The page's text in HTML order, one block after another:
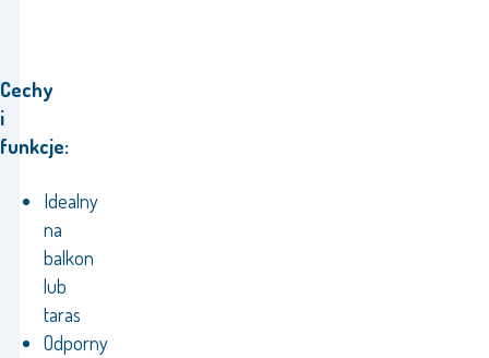
Cechy
i
funkcje:
Idealny
na
balkon
lub
taras
Odporny